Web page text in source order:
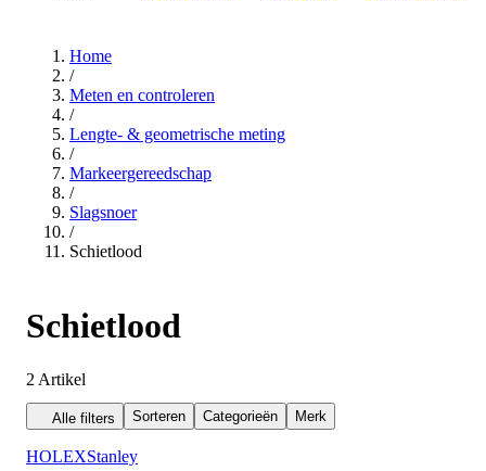
Home
/
Meten en controleren
/
Lengte- & geometrische meting
/
Markeergereedschap
/
Slagsnoer
/
Schietlood
Schietlood
2 Artikel
Alle filters Sorteren Categorieën Merk
HOLEXStanley